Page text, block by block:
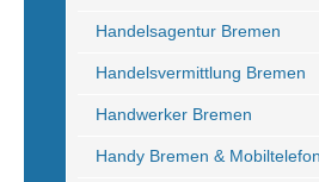
Handelsagentur Bremen
Handelsvermittlung Bremen
Handwerker Bremen
Handy Bremen &